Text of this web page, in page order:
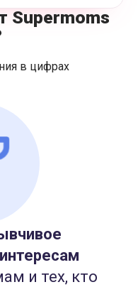
Supermoms
в цифрах
и тех, кто